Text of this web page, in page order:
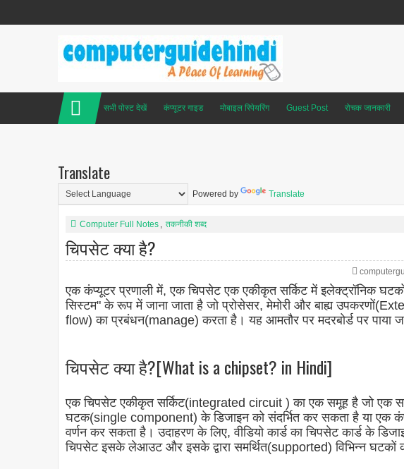
सभी पोस्ट देखें कंप्यूटर गाइड मोबाइल रिपेयरिंग Guest Post रोचक जानकारी
Translate
Powered by Translate
Computer Full Notes , तकनीकी शब्द
चिपसेट क्या है?
एक कंप्यूटर प्रणाली में, एक चिपसेट एक एकीकृत सर्किट में इलेक्ट्रॉनिक
सिस्टम" के रूप में जाना जाता है जो प्रोसेसर, मेमोरी और बाह्य
flow) का प्रबंधन(manage) करता है। यह आमतौर पर मदरबोर्ड पर पाया
चिपसेट क्या है?[What is a chipset? in Hindi]
एक चिपसेट एकीकृत सर्किट(integrated circuit ) का एक समूह है जो एक
घटक(single component) के डिजाइन को संदर्भित कर सकता है या एक
वर्णन कर सकता है। उदाहरण के लिए, वीडियो कार्ड का चिपसेट कार्ड के
चिपसेट इसके लेआउट और इसके द्वारा समर्थित(supported) विभिन्न घटकों